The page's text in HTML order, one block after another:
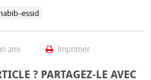
essid
ami Imprimer
? PARTAGEZ-LE AVEC